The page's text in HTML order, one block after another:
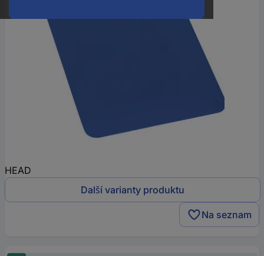
HEAD
Další varianty produktu
Na seznam